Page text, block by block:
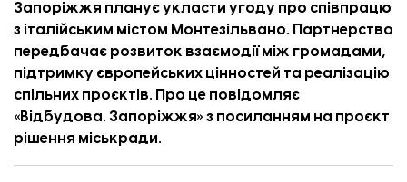
Запоріжжя планує укласти угоду про співпрацю
з італійським містом Монтезільвано. Партнерство
передбачає розвиток взаємодії між громадами,
підтримку європейських цінностей та реалізацію
спільних проєктів. Про це повідомляє
«Відбудова. Запоріжжя» з посиланням на проєкт
рішення міськради.